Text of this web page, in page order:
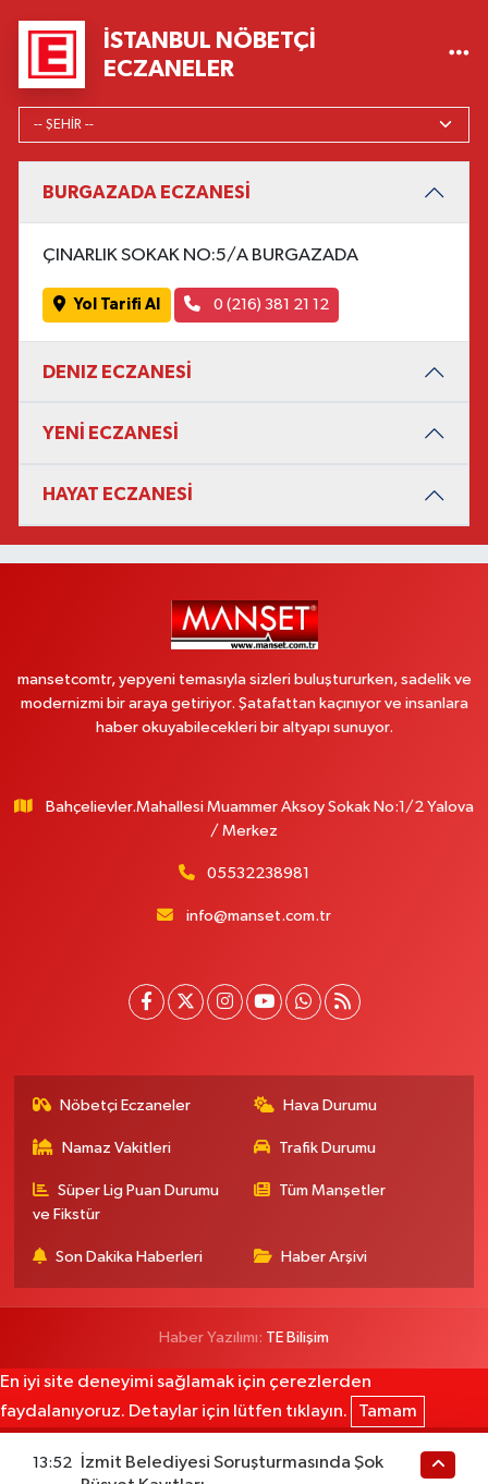
İSTANBUL NÖBETÇI
ECZANELER
BURGAZADA ECZANESİ
ÇINARLIK SOKAK NO:5/A BURGAZADA
Yol Tarifi Al 0 (216) 381 21 12
DENIZ ECZANESİ
YENİ ECZANESİ
HAYAT ECZANESİ
mansetcomtr, yepyeni temasıyla sizleri buluştururken, sadelik ve
modernizmi bir araya getiriyor. Şatafattan kaçınıyor ve insanlara
haber okuyabilecekleri bir altyapı sunuyor.
Bahçelievler.Mahallesi Muammer Aksoy Sokak No:1/2 Yalova
/ Merkez
05532238981
info@manset.com.tr
Nöbetçi Eczaneler Hava Durumu
Namaz Vakitleri Trafik Durumu
Süper Lig Puan Durumu
ve Fikstür
Tüm Manşetler
Son Dakika Haberleri Haber Arşivi
Haber Yazılımı: TE Bilişim
En iyi site deneyimi sağlamak için çerezlerden
faydalanıyoruz. Detaylar için lütfen tıklayın.
Tamam
13:52
İzmit Belediyesi Soruşturmasında Şok